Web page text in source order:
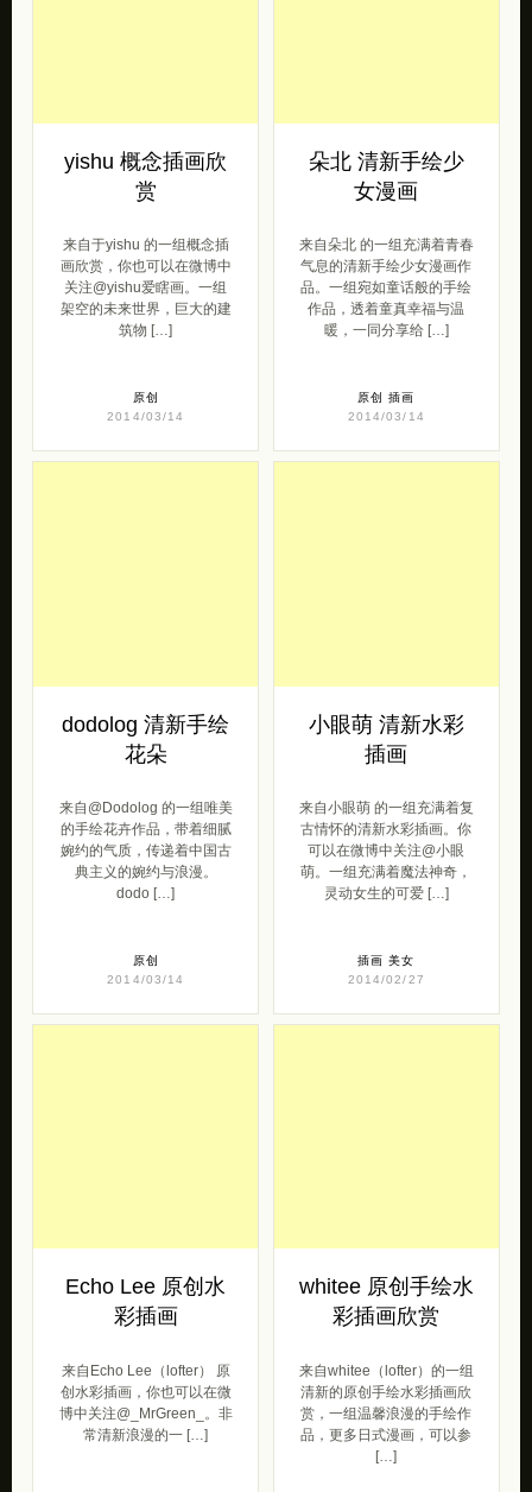
yishu 概念插画欣
赏
来自于yishu 的一组概念插
画欣赏，你也可以在微博中
关注@yishu爱瞎画。一组
架空的未来世界，巨大的建
筑物 […]
原创
2014/03/14
朵北 清新手绘少
女漫画
来自朵北 的一组充满着青春
气息的清新手绘少女漫画作
品。一组宛如童话般的手绘
作品，透着童真幸福与温
暖，一同分享给 […]
原创
插画
2014/03/14
dodolog 清新手绘
花朵
来自@Dodolog 的一组唯美
的手绘花卉作品，带着细腻
婉约的气质，传递着中国古
典主义的婉约与浪漫。
dodo […]
原创
2014/03/14
小眼萌 清新水彩
插画
来自小眼萌 的一组充满着复
古情怀的清新水彩插画。你
可以在微博中关注@小眼
萌。一组充满着魔法神奇，
灵动女生的可爱 […]
插画 美女
2014/02/27
Echo Lee 原创水
彩插画
来自Echo Lee（lofter） 原
创水彩插画，你也可以在微
博中关注@_MrGreen_。非
常清新浪漫的一 […]
whitee 原创手绘水
彩插画欣赏
来自whitee（lofter）的一组
清新的原创手绘水彩插画欣
赏，一组温馨浪漫的手绘作
品，更多日式漫画，可以参
[…]